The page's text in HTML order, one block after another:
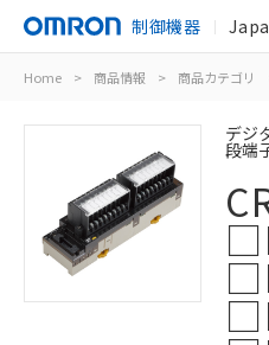
制御機器
Home > 商品情報 > 商品カテゴリ
デジ
段端